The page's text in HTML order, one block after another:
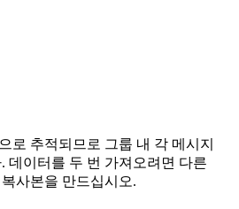
로 추적되므로 그룹 내 각 메시지
데이터를 두 번 가져오려면 다른
사본을 만드십시오.